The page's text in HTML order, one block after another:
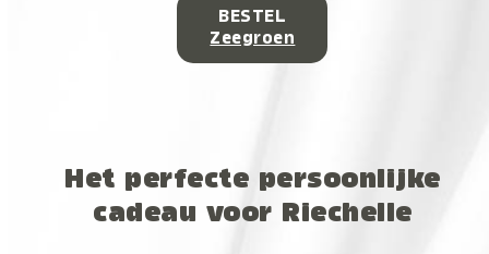
BESTEL
Zeegroen
Het perfecte persoonlijke
cadeau voor Riechelle